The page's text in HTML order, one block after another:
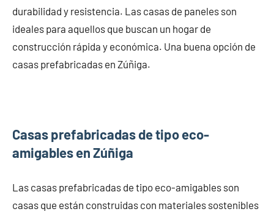
durabilidad y resistencia. Las casas de paneles son
ideales para aquellos que buscan un hogar de
construcción rápida y económica. Una buena opción de
casas prefabricadas en Zúñiga.
Casas prefabricadas de tipo eco-
amigables en Zúñiga
Las casas prefabricadas de tipo eco-amigables son
casas que están construidas con materiales sostenibles